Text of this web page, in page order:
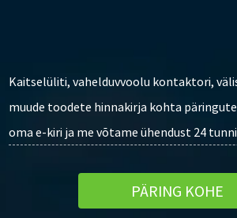
Kaitselüliti, vahelduvvoolu kontaktori,
muude toodete hinnakirja kohta
oma e-kiri ja me võtame ühendust 24
PÄRING KOHE